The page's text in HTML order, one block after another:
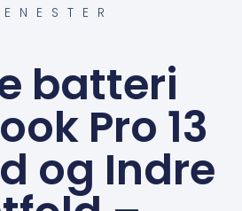
batteri
Pro 13
og Indre